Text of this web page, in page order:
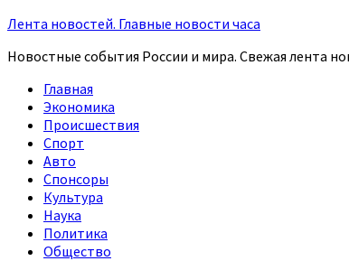
Лента новостей. Главные новости часа
Новостные события России и мира. Свежая лента
Главная
Экономика
Происшествия
Спорт
Авто
Спонсоры
Культура
Наука
Политика
Общество